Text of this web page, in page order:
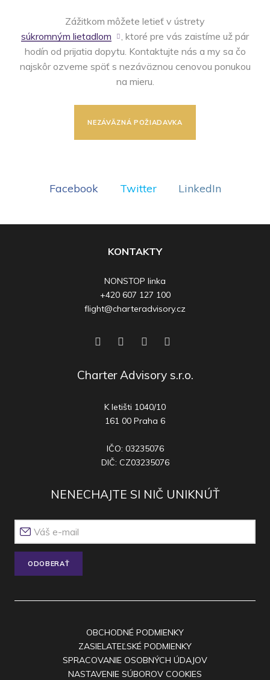
Zážitkom môžete letieť v ústrety
súkromným lietadlom
, ktoré pre vás zaistíme už pár
hodín od prijatia dopytu. Kontaktujte nás a my sa čo
najskôr ozveme späť s nezáväznou cenovou ponukou
na mieru.
NEZÁVÄZNÁ POŽIADAVKA
Facebook Twitter LinkedIn
KONTAKTY
NONSTOP linka
+420 607 127 100
flight@charteradvisory.cz
Charter Advisory s.r.o.
K letišti 1040/10
161 00 Praha 6
IČO: 03235076
DIČ: CZ03235076
NENECHAJTE SI NIČ UNIKNÚŤ
ODOBERAŤ
OBCHODNÉ PODMIENKY
ZASIELATEĽSKÉ PODMIENKY
SPRACOVANIE OSOBNÝCH ÚDAJOV
NASTAVENIE SÚBOROV COOKIES